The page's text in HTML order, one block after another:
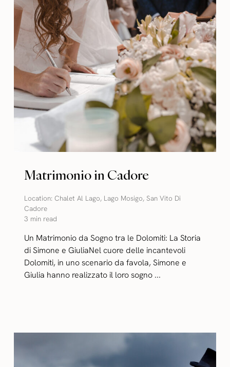
Matrimonio in Cadore
Location:Chalet Al Lago, Lago Mosigo,San Vito Di
Cadore
3 min read
Un Matrimonio da Sogno tra le Dolomiti: La Storia
di Simone e GiuliaNel cuore delle incantevoli
Dolomiti, in uno scenario da favola, Simone e
Giulia hanno realizzato il loro sogno ...